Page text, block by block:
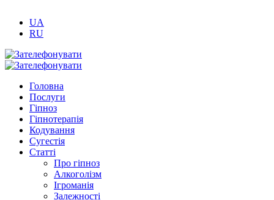
UA
RU
Головна
Послуги
Гіпноз
Гіпнотерапія
Кодування
Сугестія
Статті
Про гіпноз
Алкоголізм
Ігроманія
Залежності